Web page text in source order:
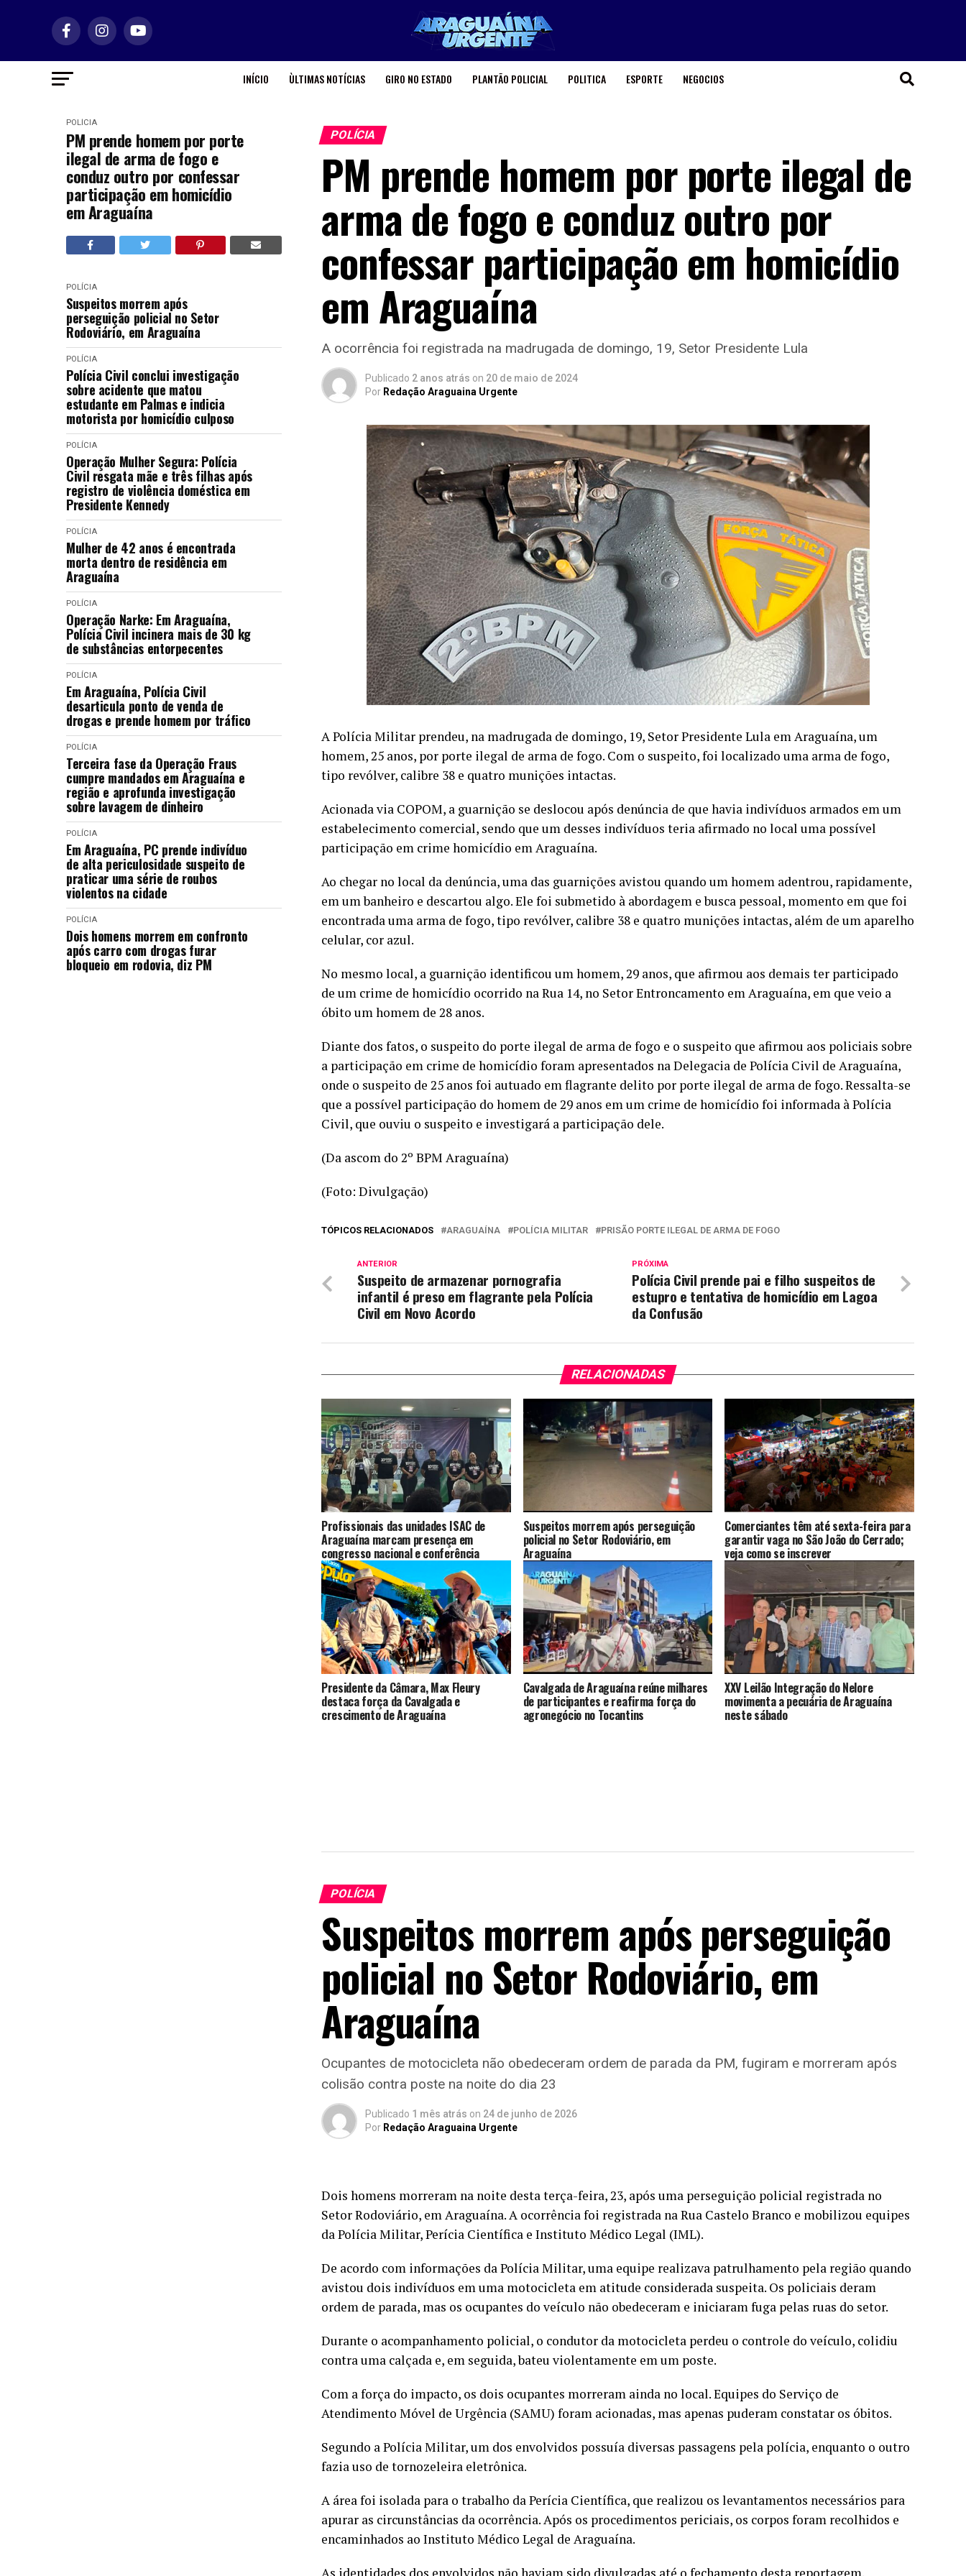
INÍCIO ÙLTIMAS NOTÍCIAS GIRO NO ESTADO PLANTÃO POLICIAL POLITICA ESPORTE NEGOCIOS
POLÍCIA
PM prende homem por porte
ilegal de arma de fogo e
conduz outro por confessar
participação em homicídio
em Araguaína
POLÍCIA
Suspeitos morrem após
perseguição policial no Setor
Rodoviário, em Araguaína
POLÍCIA
Polícia Civil conclui investigação
sobre acidente que matou
estudante em Palmas e indicia
motorista por homicídio culposo
POLÍCIA
Operação Mulher Segura: Polícia
Civil resgata mãe e três filhas após
registro de violência doméstica em
Presidente Kennedy
POLÍCIA
Mulher de 42 anos é encontrada
morta dentro de residência em
Araguaína
POLÍCIA
Operação Narke: Em Araguaína,
Polícia Civil incinera mais de 30 kg
de substâncias entorpecentes
POLÍCIA
Em Araguaína, Polícia Civil
desarticula ponto de venda de
drogas e prende homem por tráfico
POLÍCIA
Terceira fase da Operação Fraus
cumpre mandados em Araguaína e
região e aprofunda investigação
sobre lavagem de dinheiro
POLÍCIA
Em Araguaína, PC prende indivíduo
de alta periculosidade suspeito de
praticar uma série de roubos
violentos na cidade
POLÍCIA
Dois homens morrem em confronto
após carro com drogas furar
bloqueio em rodovia, diz PM
POLÍCIA
PM prende homem por porte ilegal de
arma de fogo e conduz outro por
confessar participação em homicídio
em Araguaína
A ocorrência foi registrada na madrugada de domingo, 19, Setor Presidente Lula
Publicado 2 anos atrás on 20 de maio de 2024
Por Redação Araguaina Urgente
A Polícia Militar prendeu, na madrugada de domingo, 19, Setor Presidente Lula em Araguaína, um
homem, 25 anos, por porte ilegal de arma de fogo. Com o suspeito, foi localizado uma arma de fogo,
tipo revólver, calibre 38 e quatro munições intactas.
Acionada via COPOM, a guarnição se deslocou após denúncia de que havia indivíduos armados em um
estabelecimento comercial, sendo que um desses indivíduos teria afirmado no local uma possível
participação em crime homicídio em Araguaína.
Ao chegar no local da denúncia, uma das guarnições avistou quando um homem adentrou, rapidamente,
em um banheiro e descartou algo. Ele foi submetido à abordagem e busca pessoal, momento em que foi
encontrada uma arma de fogo, tipo revólver, calibre 38 e quatro munições intactas, além de um aparelho
celular, cor azul.
No mesmo local, a guarnição identificou um homem, 29 anos, que afirmou aos demais ter participado
de um crime de homicídio ocorrido na Rua 14, no Setor Entroncamento em Araguaína, em que veio a
óbito um homem de 28 anos.
Diante dos fatos, o suspeito do porte ilegal de arma de fogo e o suspeito que afirmou aos policiais sobre
a participação em crime de homicídio foram apresentados na Delegacia de Polícia Civil de Araguaína,
onde o suspeito de 25 anos foi autuado em flagrante delito por porte ilegal de arma de fogo. Ressalta-se
que a possível participação do homem de 29 anos em um crime de homicídio foi informada à Polícia
Civil, que ouviu o suspeito e investigará a participação dele.
(Da ascom do 2º BPM Araguaína)
(Foto: Divulgação)
TÓPICOS RELACIONADOS ARAGUAÍNA POLÍCIA MILITAR PRISÃO PORTE ILEGAL DE ARMA DE FOGO
PRÓXIMA
Polícia Civil prende pai e filho suspeitos de
estupro e tentativa de homicídio em Lagoa
da Confusão
ANTERIOR
Suspeito de armazenar pornografia
infantil é preso em flagrante pela Polícia
Civil em Novo Acordo
RELACIONADAS
Profissionais das unidades ISAC de
Araguaína marcam presença em
congresso nacional e conferência
municipal, participando de debates para
o fortalecimento do SUS e gestão em
saúde
Suspeitos morrem após perseguição
policial no Setor Rodoviário, em
Araguaína
Comerciantes têm até sexta-feira para
garantir vaga no São João do Cerrado;
veja como se inscrever
Presidente da Câmara, Max Fleury
destaca força da Cavalgada e
crescimento de Araguaína
Cavalgada de Araguaína reúne milhares
de participantes e reafirma força do
agronegócio no Tocantins
XXV Leilão Integração do Nelore
movimenta a pecuária de Araguaína
neste sábado
POLÍCIA
Suspeitos morrem após perseguição
policial no Setor Rodoviário, em
Araguaína
Ocupantes de motocicleta não obedeceram ordem de parada da PM, fugiram e morreram após
colisão contra poste na noite do dia 23
Publicado 1 mês atrás on 24 de junho de 2026
Por Redação Araguaina Urgente
Dois homens morreram na noite desta terça-feira, 23, após uma perseguição policial registrada no
Setor Rodoviário, em Araguaína. A ocorrência foi registrada na Rua Castelo Branco e mobilizou equipes
da Polícia Militar, Perícia Científica e Instituto Médico Legal (IML).
De acordo com informações da Polícia Militar, uma equipe realizava patrulhamento pela região quando
avistou dois indivíduos em uma motocicleta em atitude considerada suspeita. Os policiais deram
ordem de parada, mas os ocupantes do veículo não obedeceram e iniciaram fuga pelas ruas do setor.
Durante o acompanhamento policial, o condutor da motocicleta perdeu o controle do veículo, colidiu
contra uma calçada e, em seguida, bateu violentamente em um poste.
Com a força do impacto, os dois ocupantes morreram ainda no local. Equipes do Serviço de
Atendimento Móvel de Urgência (SAMU) foram acionadas, mas apenas puderam constatar os óbitos.
Segundo a Polícia Militar, um dos envolvidos possuía diversas passagens pela polícia, enquanto o outro
fazia uso de tornozeleira eletrônica.
A área foi isolada para o trabalho da Perícia Científica, que realizou os levantamentos necessários para
apurar as circunstâncias da ocorrência. Após os procedimentos periciais, os corpos foram recolhidos e
encaminhados ao Instituto Médico Legal de Araguaína.
As identidades dos envolvidos não haviam sido divulgadas até o fechamento desta reportagem.